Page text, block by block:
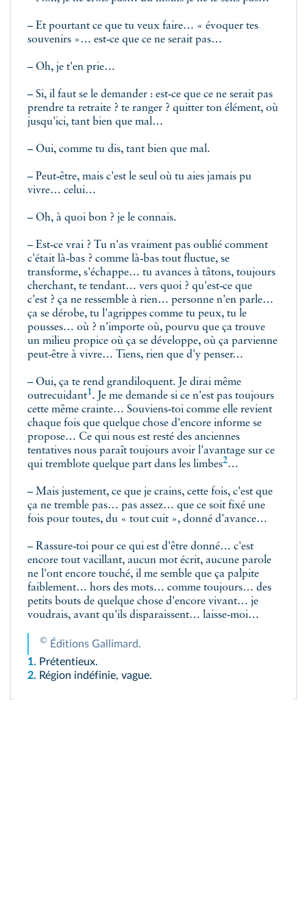
– Et pourtant ce que tu veux faire… « évoquer tes
souvenirs »… est‑ce que ce ne serait pas…
– Oh, je t'en prie…
– Si, il faut se le demander : est‑ce que ce ne serait pas
prendre ta retraite ? te ranger ? quitter ton élément, où
jusqu'ici, tant bien que mal…
– Oui, comme tu dis, tant bien que mal.
– Peut‑être, mais c'est le seul où tu aies jamais pu
vivre… celui…
– Oh, à quoi bon ? je le connais.
– Est‑ce vrai ? Tu n'as vraiment pas oublié comment
c'était là‑bas ? comme là‑bas tout fluctue, se
transforme, s'échappe… tu avances à tâtons, toujours
cherchant, te tendant… vers quoi ? qu'est‑ce que
c'est ? ça ne ressemble à rien… personne n'en parle…
ça se dérobe, tu l'agrippes comme tu peux, tu le
pousses… où ? n'importe où, pourvu que ça trouve
un milieu propice où ça se développe, où ça parvienne
peut‑être à vivre… Tiens, rien que d'y penser…
– Oui, ça te rend grandiloquent. Je dirai même
outrecuidant1. Je me demande si ce n'est pas toujours
cette même crainte… Souviens‑toi comme elle revient
chaque fois que quelque chose d'encore informe se
propose… Ce qui nous est resté des anciennes
tentatives nous paraît toujours avoir l'avantage sur ce
qui tremblote quelque part dans les limbes2…
– Mais justement, ce que je crains, cette fois, c'est que
ça ne tremble pas… pas assez… que ce soit fixé une
fois pour toutes, du « tout cuit », donné d'avance…
– Rassure‑toi pour ce qui est d'être donné… c'est
encore tout vacillant, aucun mot écrit, aucune parole
ne l'ont encore touché, il me semble que ça palpite
faiblement… hors des mots… comme toujours… des
petits bouts de quelque chose d'encore vivant… je
voudrais, avant qu'ils disparaissent… laisse‑moi…
© Éditions Gallimard.
1. Prétentieux.
2. Région indéfinie, vague.